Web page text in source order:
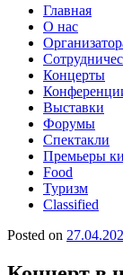
Skip
content
Главная
О нас
Концерты
Выставки
Форумы
Спектакли
Премьеры
Food
Туризм
Сlassified
Posted on